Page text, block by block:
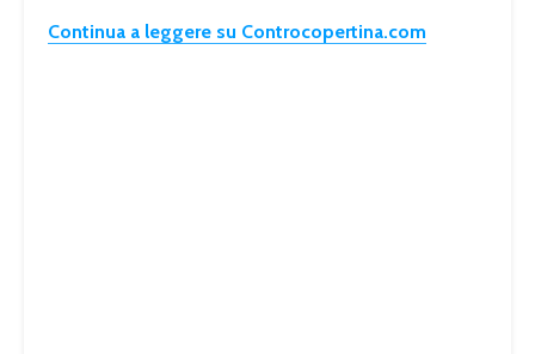
Continua a leggere su Controcopertina.com